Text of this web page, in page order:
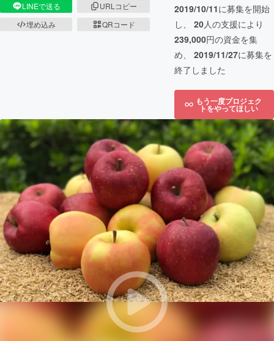
LINEで送る
URLコピー
埋め込み
QRコード
2019/10/11に募集を開始
し、 20人の支援により
239,000円の資金を集
め、 2019/11/27に募集を
終了しました
もう一度プロジェク
トをやってほしい